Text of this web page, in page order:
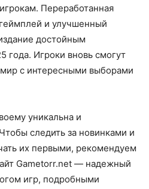
Переработанная
и улучшенный
достойным
года. Игроки вновь смогут
с интересными выборами
уникальна и
следить за новинками и
их первыми, рекомендуем
Gametorr.net — надежный
игр, подробными